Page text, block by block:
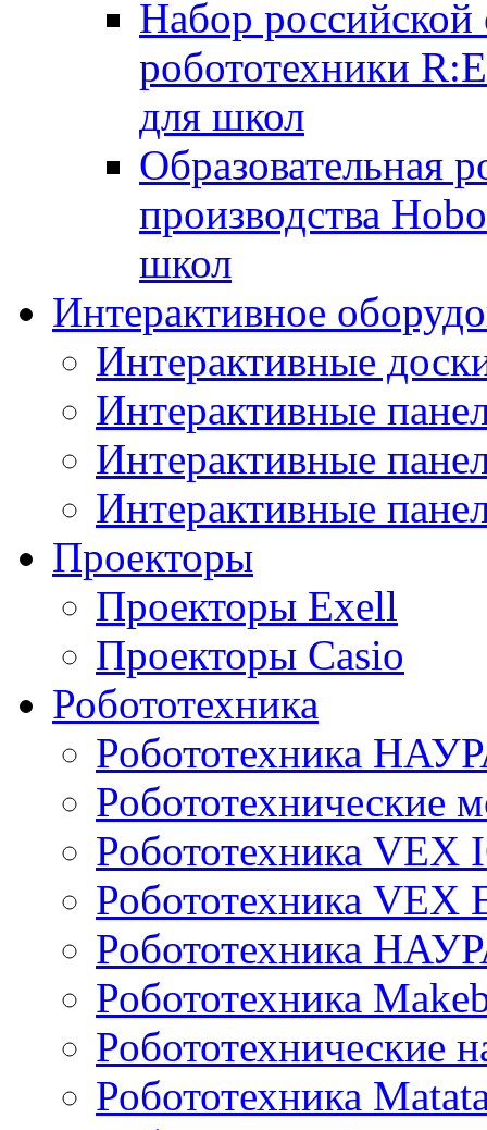
Набор российской
робототехники
для школ
Образовательная
производства
школ
Интерактивное
Интерактивные
Интерактивные
Интерактивные
Интерактивные
Проекторы
Проекторы Exell
Проекторы Casio
Робототехника
Робототехника
Робототехнические
Робототехника VEX
Робототехника VEX
Робототехника
Робототехника
Робототехнические
Робототехника